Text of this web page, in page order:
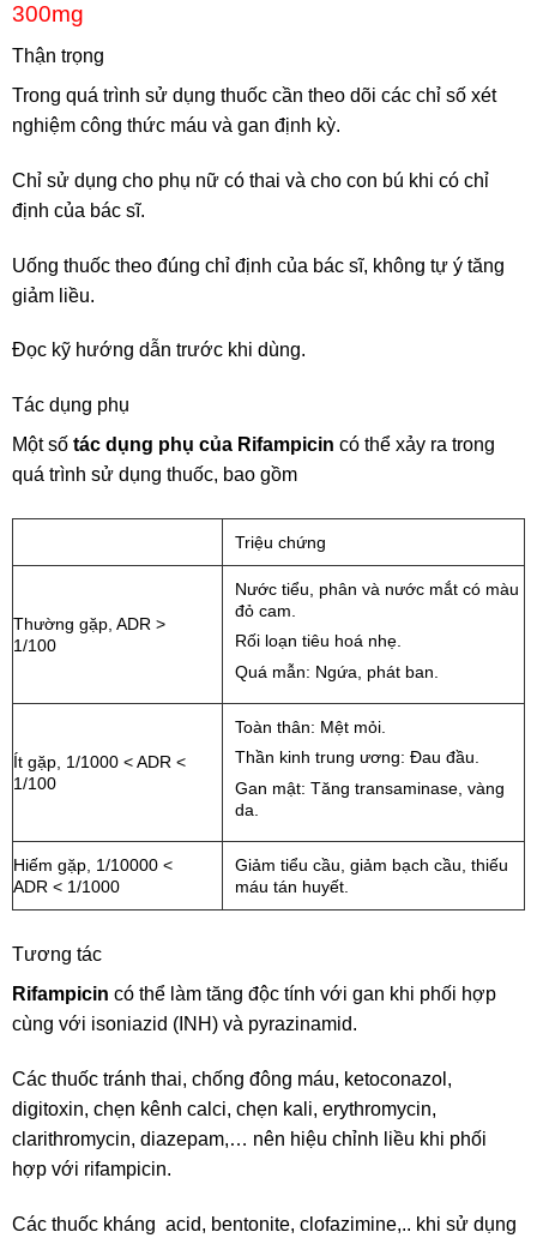
300mg
Thận trọng
Trong quá trình sử dụng thuốc cần theo dõi các chỉ số xét
nghiệm công thức máu và gan định kỳ.
Chỉ sử dụng cho phụ nữ có thai và cho con bú khi có chỉ
định của bác sĩ.
Uống thuốc theo đúng chỉ định của bác sĩ, không tự ý tăng
giảm liều.
Đọc kỹ hướng dẫn trước khi dùng.
Tác dụng phụ
Một số tác dụng phụ của Rifampicin có thể xảy ra trong
quá trình sử dụng thuốc, bao gồm
Triệu chứng
Thường gặp, ADR >
1/100
Nước tiểu, phân và nước mắt có màu
đỏ cam.
Rối loạn tiêu hoá nhẹ.
Quá mẫn: Ngứa, phát ban.
Ít gặp, 1/1000 < ADR <
1/100
Toàn thân: Mệt mỏi.
Thần kinh trung ương: Đau đầu.
Gan mật: Tăng transaminase, vàng
da.
Hiếm gặp, 1/10000 <
ADR < 1/1000
Giảm tiểu cầu, giảm bạch cầu, thiếu
máu tán huyết.
Tương tác
Rifampicin có thể làm tăng độc tính với gan khi phối hợp
cùng với isoniazid (INH) và pyrazinamid.
Các thuốc tránh thai, chống đông máu, ketoconazol,
digitoxin, chẹn kênh calci, chẹn kali, erythromycin,
clarithromycin, diazepam,… nên hiệu chỉnh liều khi phối
hợp với rifampicin.
Các thuốc kháng acid, bentonite, clofazimine,.. khi sử dụng